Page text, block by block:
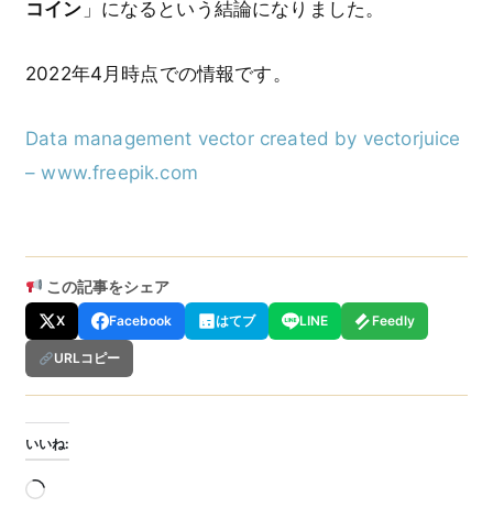
コイン 」になるという結論になりました。
2022年4月時点での情報です。
Data management vector created by vectorjuice
– www.freepik.com
この記事をシェア
X Facebook はてブ LINE Feedly
URLコピー
いいね:
読